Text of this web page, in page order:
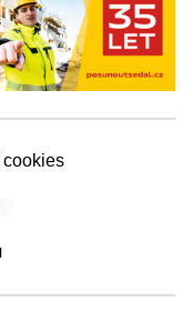
cookies